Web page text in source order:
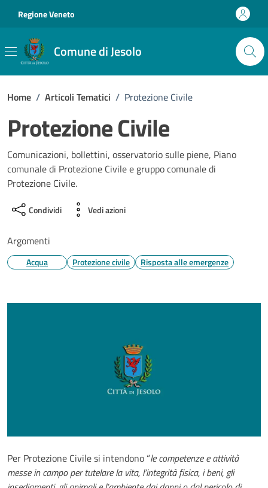
Regione Veneto
Comune di Jesolo
Home / Articoli Tematici / Protezione Civile
Protezione Civile
Comunicazioni, bollettini, osservatorio sulle piene, Piano
comunale di Protezione Civile e gruppo comunale di
Protezione Civile.
Condividi Vedi azioni
Argomenti
Acqua Protezione civile Risposta alle emergenze
Per Protezione Civile si intendono “le competenze e attività
messe in campo per tutelare la vita, l’integrità fisica, i beni, gli